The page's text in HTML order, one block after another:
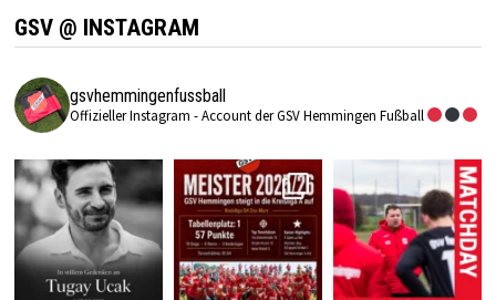
GSV @ INSTAGRAM
gsvhemmingenfussball
Offizieller Instagram - Account der GSV Hemmingen Fußball